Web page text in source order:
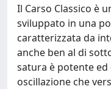
Il Carso Classico è
sviluppato in una
caratterizzata da
anche ben al di
satura è potente ed
oscillazione che